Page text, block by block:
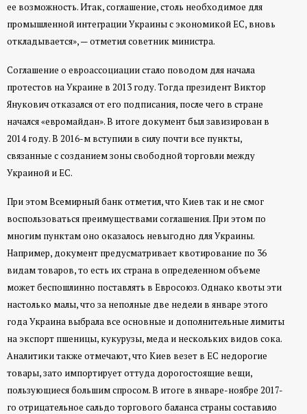
и
о
н
н
ы
й
п
о
р
т
а
л
ее возможность. Итак, соглашение, столь необходимое для
промышленной интеграции Украины с экономикой ЕС, вновь
откладывается», — отметил советник министра.
Соглашение о евроассоциации стало поводом для начала
протестов на Украине в 2013 году. Тогда президент Виктор
Янукович отказался от его подписания, после чего в стране
начался «евромайдан». В итоге документ был завизирован в
2014 году. В 2016-м вступили в силу почти все пункты,
связанные с созданием зоны свободной торговли между
Украиной и ЕС.
При этом Всемирный банк отметил, что Киев так и не смог
воспользоваться преимуществами соглашения. При этом по
многим пунктам оно оказалось невыгодно для Украины.
Например, документ предусматривает квотирование по 36
видам товаров, то есть их страна в определенном объеме
может беспошлинно поставлять в Евросоюз. Однако квоты эти
настолько малы, что за неполные две недели в январе этого
года Украина выбрала все основные и дополнительные лимиты
на экспорт пшеницы, кукурузы, меда и нескольких видов сока.
Аналитики также отмечают, что Киев везет в ЕС недорогие
товары, зато импортирует оттуда дорогостоящие вещи,
пользующиеся большим спросом. В итоге в январе-ноябре 2017-
го отрицательное сальдо торгового баланса страны составило